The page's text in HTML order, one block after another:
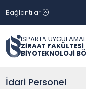
Bağlantılar
ISPARTA
ZİRAAT FAKÜLTESİ
BİYOTEKNOLOJİ
İdari Personel